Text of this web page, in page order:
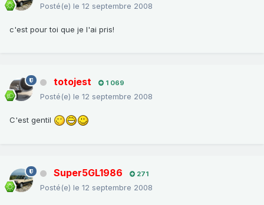
Posté(e) le 12 septembre 2008
c'est pour toi que je l'ai pris!
totojest 1 069
Posté(e) le 12 septembre 2008
C'est gentil
Super5GL1986 271
Posté(e) le 12 septembre 2008